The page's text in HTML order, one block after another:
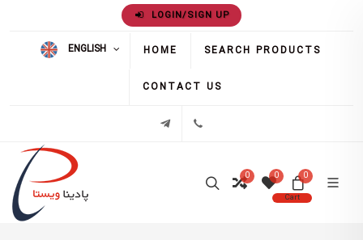
LOGIN/SIGN UP
ENGLISH HOME SEARCH PRODUCTS
CONTACT US
تلگرام
0 0
Cart
0